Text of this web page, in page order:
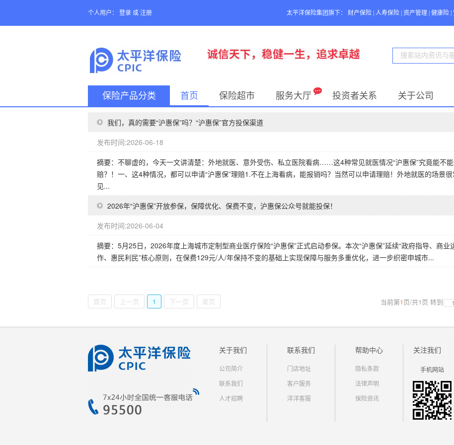
个人用户： 登录 或 注册 太平洋保险集团旗下： 财产保险 人寿保险 资产管理 健康险
保险产品分类 首页 保险超市 服务大厅 投资者关系 关于公司
我们，真的需要“沪惠保”吗？“沪惠保”官方投保渠道
发布时间:2026-06-18
摘要：不聊虚的，今天一文讲清楚：外地就医、意外受伤、私立医院看病……这4种常见就医情况“沪惠保”究竟能不能
赔？！一、这4种情况，都可以申请“沪惠保”理赔1.不在上海看病，能报销吗？当然可以申请理赔！外地就医的场景很
见...
2026年“沪惠保”开放参保，保障优化、保费不变，沪惠保公众号就能投保！
发布时间:2026-06-04
摘要：5月25日，2026年度上海城市定制型商业医疗保险“沪惠保”正式启动参保。本次“沪惠保”延续“政府指导、商业
作、惠民利民”核心原则，在保费129元/人/年保持不变的基础上实现保障与服务多重优化，进一步织密申城市...
首页 上一页 1 下一页 尾页 当前第1页/共1页 转到
关于我们
公司简介
联系我们
人才招聘
联系我们
门店地址
客户服务
洋洋客服
帮助中心
隐私条款
法律声明
保险资讯
关注我们
手机网站